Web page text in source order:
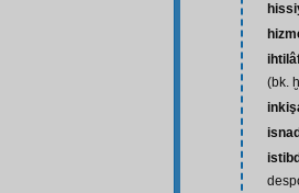
(bk.